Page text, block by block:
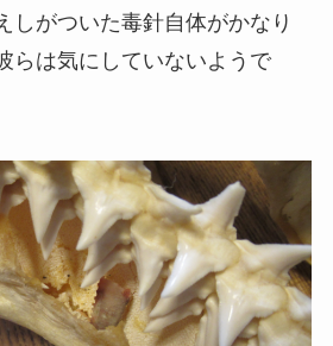
しがついた毒針自体がかなり
らは気にしていないようで